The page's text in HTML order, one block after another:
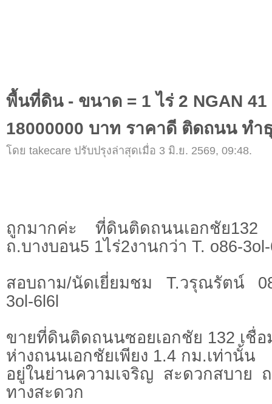
พื้นที่ดิน - ขนาด = 1 ไร่ 2 NGAN 41
18000000 บาท ราคาดี ติดถนน ทำ
โดย takecare ปรับปรุงล่าสุดเมื่อ 3 มิ.ย. 2569, 09:48.
ถูกมากค่ะ ที่ดินติดถนนเอกชัย132
ถ.บางบอน5 1ไร่2งานกว่า T. o86-
สอบถาม/นัดเยี่ยมชม T.วรุณรัตน์
3ol-6l6l
ขายที่ดินติดถนนซอยเอกชัย 132 เชื่
ห่างถนนเอกชัยเพียง 1.4 กม.เท่านั้น
อยู่ในย่านความเจริญ สะดวกสบาย
ทางสะดวก